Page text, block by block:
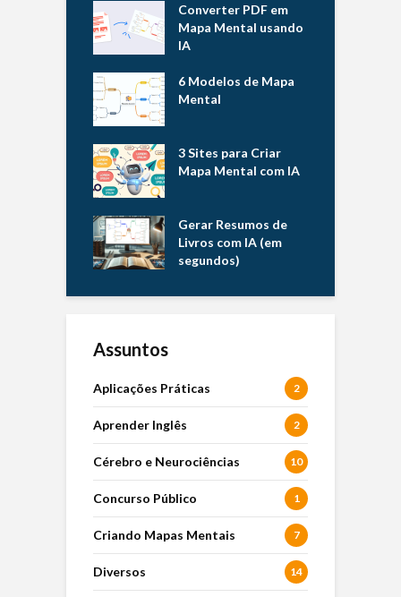
Converter PDF em
Mapa Mental usando
IA
6 Modelos de Mapa
Mental
3 Sites para Criar
Mapa Mental com IA
Gerar Resumos de
Livros com IA (em
segundos)
Assuntos
Aplicações Práticas 2
Aprender Inglês 2
Cérebro e Neurociências 10
Concurso Público 1
Criando Mapas Mentais 7
Diversos 14